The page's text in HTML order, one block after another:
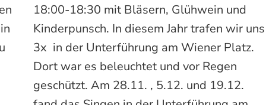
18:00-18:30 mit Bläsern, Glühwein und
Kinderpunsch. In diesem Jahr trafen wir uns
3x in der Unterführung am Wiener Platz.
Dort war es beleuchtet und vor Regen
geschützt. Am 28.11. , 5.12. und 19.12.